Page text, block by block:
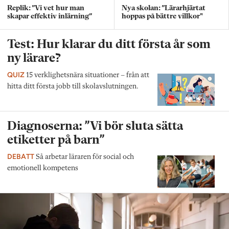
Replik: ”Vi vet hur man
skapar effektiv inlärning”
Nya skolan: ”Lärarhjärtat
hoppas på bättre villkor"
Test: Hur klarar du ditt första år som
ny lärare?
QUIZ 15 verklighetsnära situationer – från att
hitta ditt första jobb till skolavslutningen.
Diagnoserna: ”Vi bör sluta sätta
etiketter på barn”
DEBATT Så arbetar läraren för social och
emotionell kompetens